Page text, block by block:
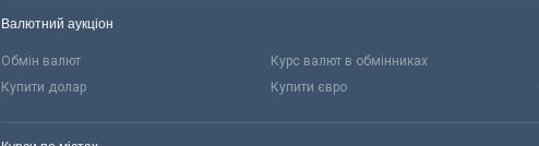
Валютний аукціон
Обмін валют Курс валют в обмінниках
Купити долар
Купити євро